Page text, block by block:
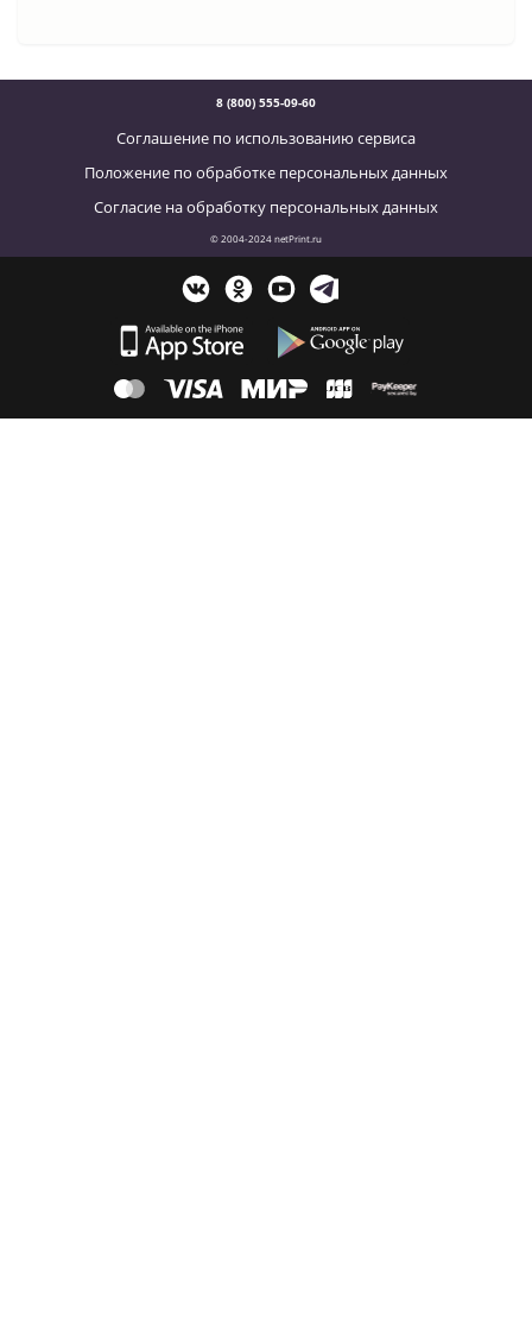
8 (800) 555-09-60
Соглашение по использованию сервиса
Положение по обработке персональных данных
Согласие на обработку персональных данных
© 2004-2024 netPrint.ru